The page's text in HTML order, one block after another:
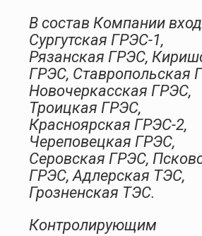
В состав Компании
Сургутская ГРЭС-1,
Рязанская ГРЭС,
ГРЭС, Ставропольская
Новочеркасская ГРЭС,
Троицкая ГРЭС,
Красноярская ГРЭС-2,
Череповецкая ГРЭС,
Серовская ГРЭС,
ГРЭС, Адлерская ТЭС,
Грозненская ТЭС.
Контролирующим